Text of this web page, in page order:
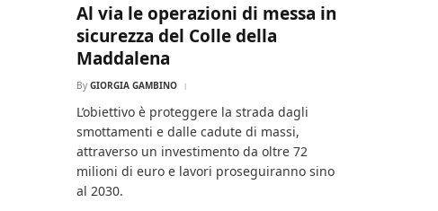
Al via le operazioni di messa in
sicurezza del Colle della
Maddalena
By GIORGIA GAMBINO
L’obiettivo è proteggere la strada dagli
smottamenti e dalle cadute di massi,
attraverso un investimento da oltre 72
milioni di euro e lavori proseguiranno sino
al 2030.